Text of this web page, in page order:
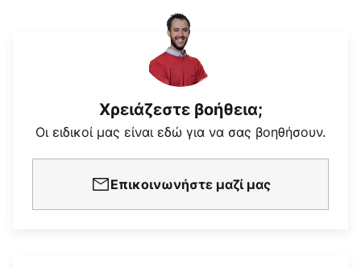
Χρειάζεστε βοήθεια;
Οι ειδικοί μας είναι εδώ για να σας βοηθήσουν.
Επικοινωνήστε μαζί μας